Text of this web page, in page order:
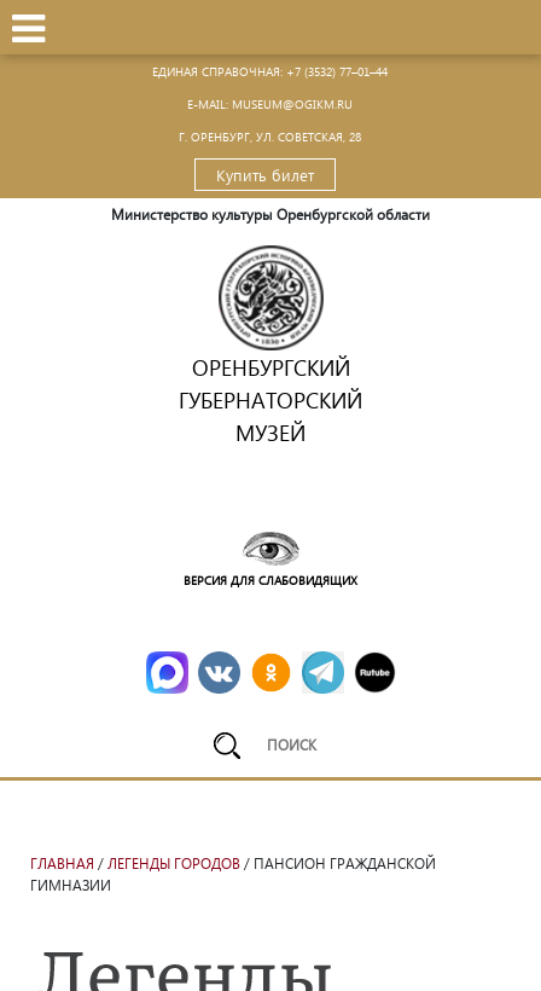
ЕДИНАЯ СПРАВОЧНАЯ: +7 (3532) 77–01–44
Е-MAIL: MUSEUM@OGIKM.RU
Г. ОРЕНБУРГ, УЛ. СОВЕТСКАЯ, 28
Купить билет
Министерство культуры Оренбургской области
ОРЕНБУРГСКИЙ
ГУБЕРНАТОРСКИЙ
МУЗЕЙ
ВЕРСИЯ ДЛЯ СЛАБОВИДЯЩИХ
ГЛАВНАЯ / ЛЕГЕНДЫ ГОРОДОВ / ПАНСИОН ГРАЖДАНСКОЙ
ГИМНАЗИИ